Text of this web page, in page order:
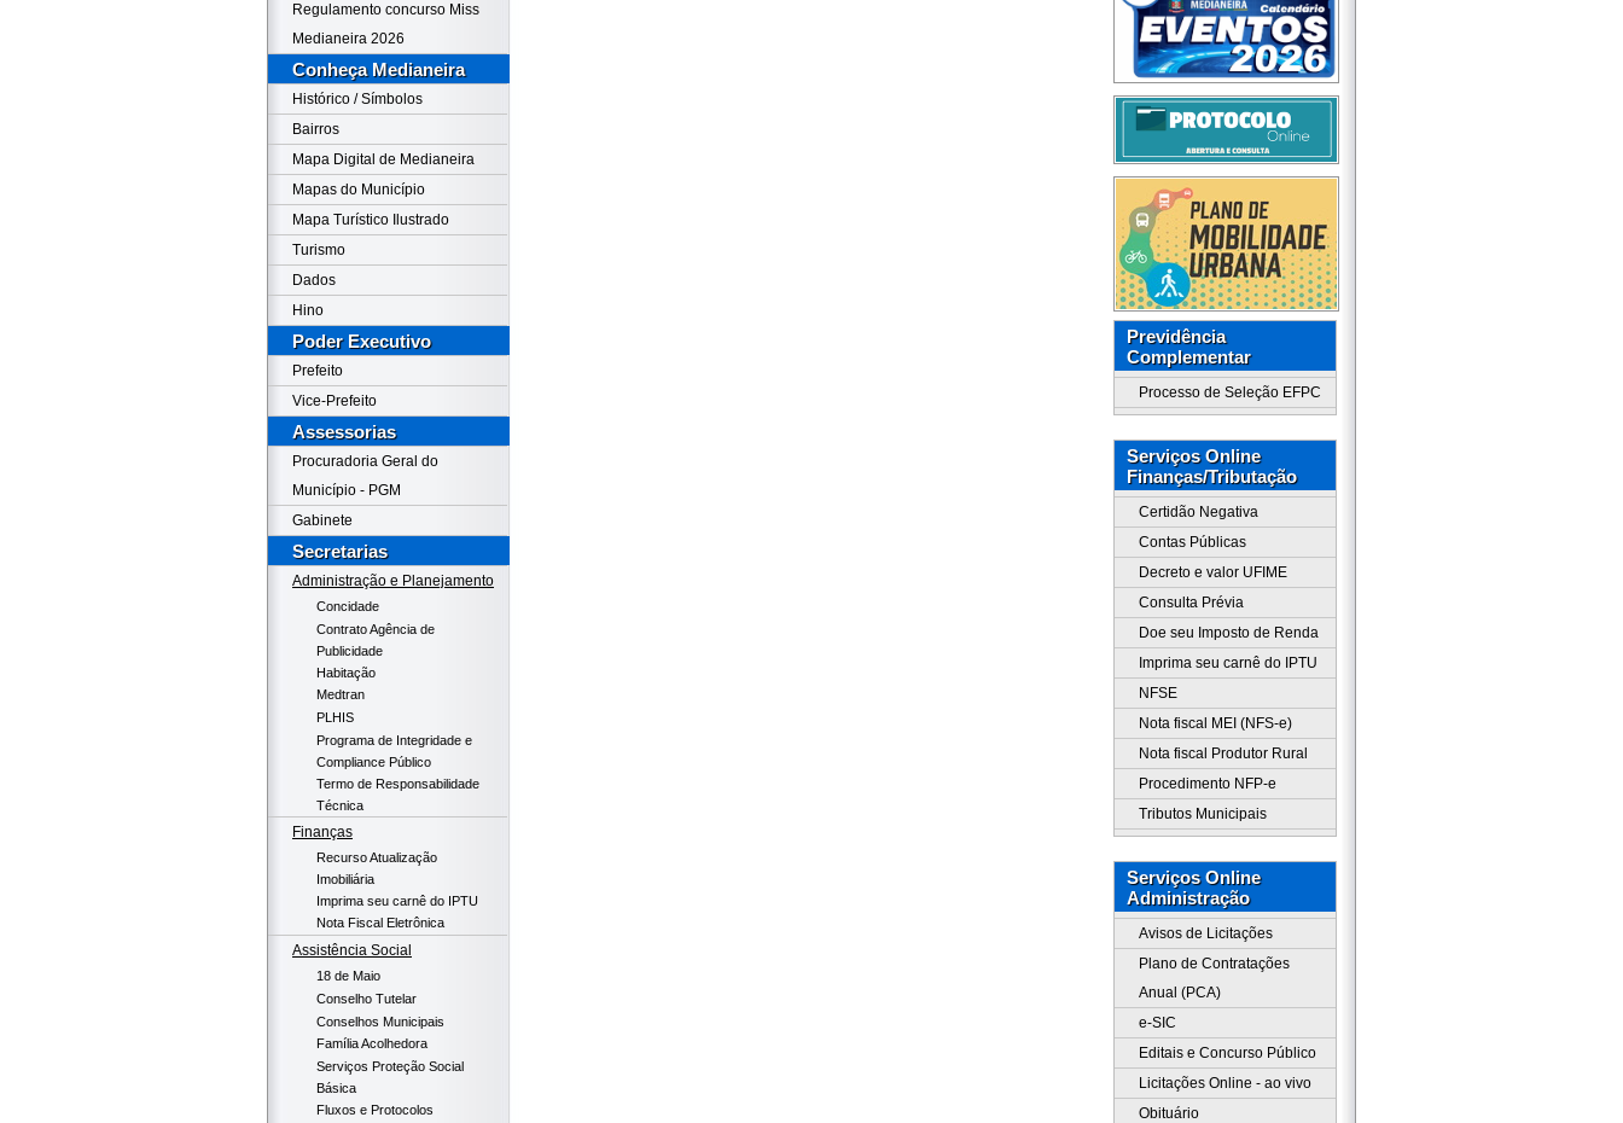
Regulamento concurso Miss
Medianeira 2026
Conheça Medianeira
Histórico / Símbolos
Bairros
Mapa Digital de Medianeira
Mapas do Município
Mapa Turístico Ilustrado
Turismo
Dados
Hino
Poder Executivo
Prefeito
Vice-Prefeito
Assessorias
Procuradoria Geral do
Município - PGM
Gabinete
Secretarias
Administração e Planejamento
Concidade
Contrato Agência de
Publicidade
Habitação
Medtran
PLHIS
Programa de Integridade e
Compliance Público
Termo de Responsabilidade
Técnica
Finanças
Recurso Atualização
Imobiliária
Imprima seu carnê do IPTU
Nota Fiscal Eletrônica
Assistência Social
18 de Maio
Conselho Tutelar
Conselhos Municipais
Família Acolhedora
Serviços Proteção Social
Básica
Fluxos e Protocolos
Previdência
Complementar
Processo de Seleção EFPC
Serviços Online
Finanças/Tributação
Certidão Negativa
Contas Públicas
Decreto e valor UFIME
Consulta Prévia
Doe seu Imposto de Renda
Imprima seu carnê do IPTU
NFSE
Nota fiscal MEI (NFS-e)
Nota fiscal Produtor Rural
Procedimento NFP-e
Tributos Municipais
Serviços Online
Administração
Avisos de Licitações
Plano de Contratações
Anual (PCA)
e-SIC
Editais e Concurso Público
Licitações Online - ao vivo
Obituário